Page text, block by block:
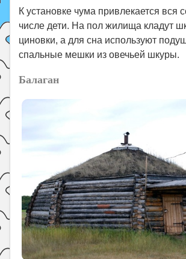
К установке чума привлекается вся
числе дети. На пол жилища кладут
циновки, а для сна используют
спальные мешки из овечьей шкуры.
Балаган